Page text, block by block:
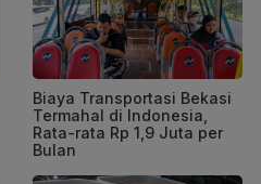
Biaya Transportasi Bekasi
Termahal di Indonesia,
Rata-rata Rp 1,9 Juta per
Bulan